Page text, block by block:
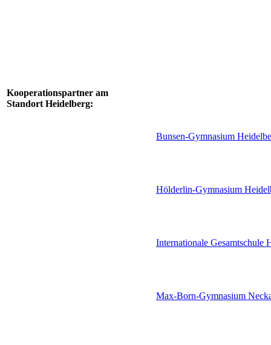
Kooperationspartner am
Standort Heidelberg:
Bunsen-Gymnasium
Hölderlin-Gymnasium
Internationale Gesamtschule
Max-Born-Gymnasium